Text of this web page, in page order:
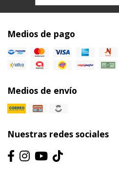
Medios de pago
Medios de envío
Nuestras redes sociales